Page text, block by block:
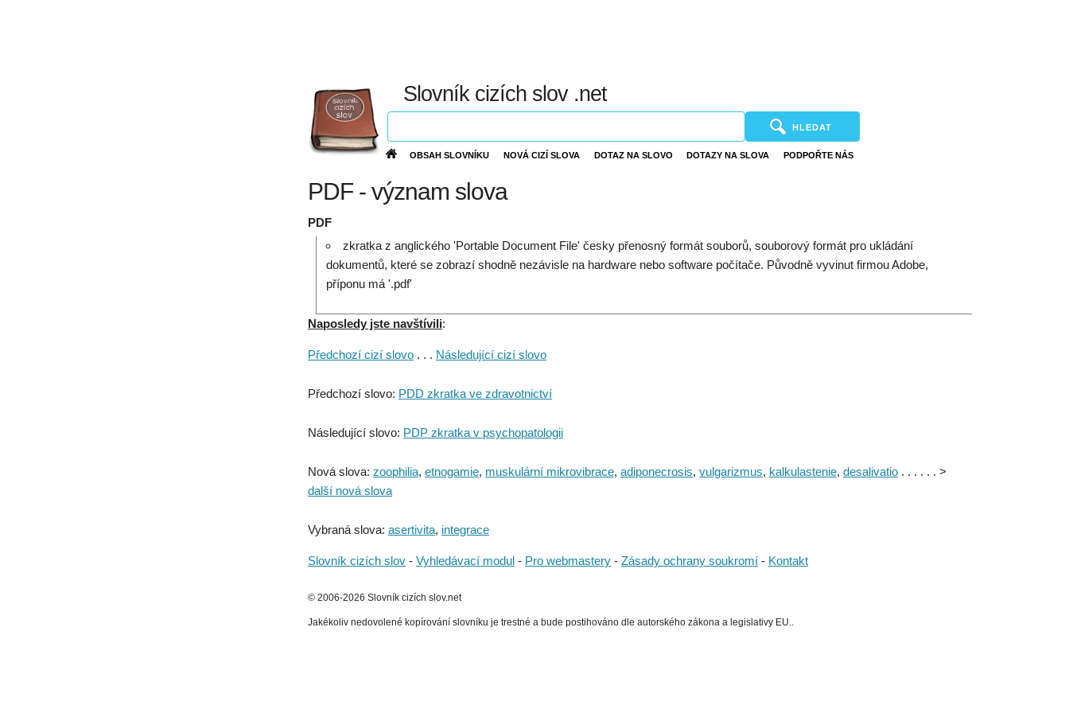
Slovník cizích slov .net
HLEDAT
OBSAH SLOVNÍKU NOVÁ CIZÍ SLOVA DOTAZ NA SLOVO DOTAZY NA SLOVA PODPOŘTE NÁS
PDF - význam slova
PDF
zkratka z anglického 'Portable Document File' česky přenosný formát souborů, souborový formát pro ukládání
dokumentů, které se zobrazí shodně nezávisle na hardware nebo software počítače. Původně vyvinut firmou Adobe,
příponu má '.pdf'
Naposledy jste navštívili:
Předchozí cizí slovo . . . Následující cizí slovo
Předchozí slovo: PDD zkratka ve zdravotnictví
Následující slovo: PDP zkratka v psychopatologii
Nová slova: zoophilia, etnogamie, muskulární mikrovibrace, adiponecrosis, vulgarizmus, kalkulastenie, desalivatio . . . . . . >
další nová slova
Vybraná slova: asertivita, integrace
Slovník cizích slov - Vyhledávací modul - Pro webmastery - Zásady ochrany soukromí - Kontakt
© 2006-2026 Slovník cizích slov.net
Jakékoliv nedovolené kopírování slovníku je trestné a bude postihováno dle autorského zákona a legislativy EU..